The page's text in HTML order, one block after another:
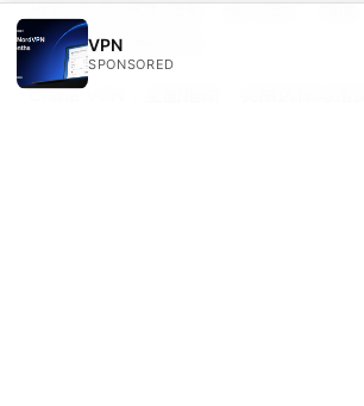
故宮 南 院 門票 預約：線上預訂、票價
觀全攻略 完整版指南
China VPN：全面指南、实用选择与常
VPN
SPONSORED